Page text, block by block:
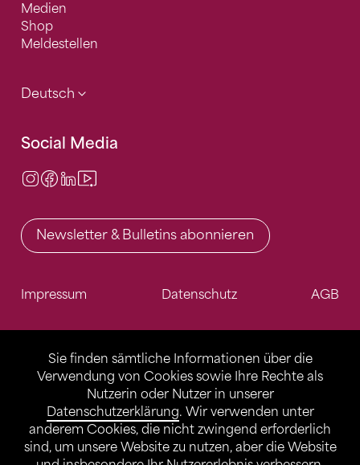
Sie finden sämtliche Informationen über die
Verwendung von Cookies sowie Ihre Rechte als
Nutzerin oder Nutzer in unserer
Datenschutzerklärung. Wir verwenden unter
anderem Cookies, die nicht zwingend erforderlich
sind, um unsere Website zu nutzen, aber die Website
Medien
Shop
Meldestellen
Deutsch
Social Media
Instagram
Facebook
LinkedIn
Newsletter & Bulletins abonnieren
Impressum Datenschutz AGB